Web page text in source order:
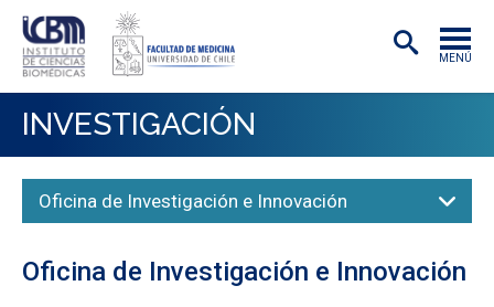
MENÚ
INSTITUTO
ACADÉMICAS/OS
INVESTIGACIÓN
INVESTIGACIÓN
Oficina de Investigación e Innovación
Oficina de Investigación e Innovación